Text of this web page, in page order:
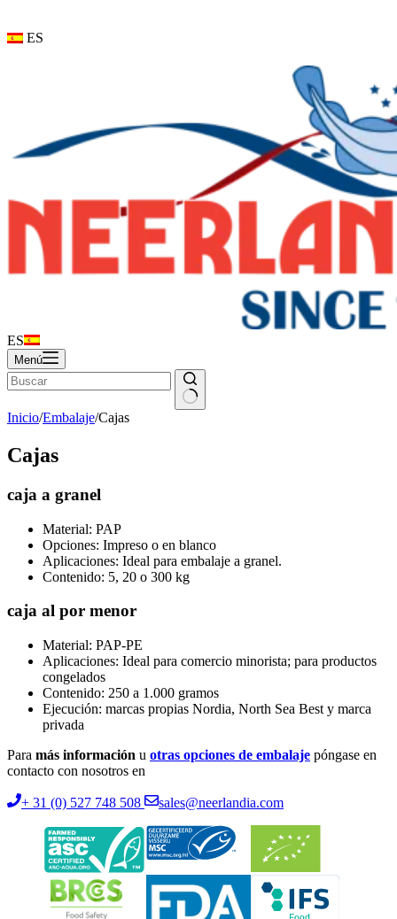
ES
ES
Menú
Inicio/Embalaje/Cajas
Cajas
caja a granel
Material: PAP
Opciones: Impreso o en blanco
Aplicaciones: Ideal para embalaje a granel.
Contenido: 5, 20 o 300 kg
caja al por menor
Material: PAP-PE
Aplicaciones: Ideal para comercio minorista; para productos
congelados
Contenido: 250 a 1.000 gramos
Ejecución: marcas propias Nordia, North Sea Best y marca
privada
Para más información u otras opciones de embalaje póngase en
contacto con nosotros en
+ 31 (0) 527 748 508 sales@neerlandia.com